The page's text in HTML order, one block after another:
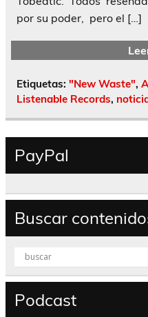
por su poder, pero el […]
Etiquetas: "New Waste",
Listenable Records,
PayPal
Buscar
Podcast